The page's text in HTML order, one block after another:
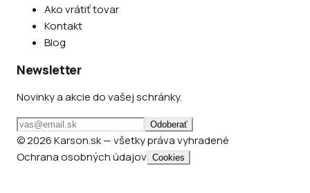
Ako vrátiť tovar
Kontakt
Blog
Newsletter
Novinky a akcie do vašej schránky.
Odoberať
© 2026 Karson.sk — všetky práva vyhradené
Ochrana osobných údajov Cookies